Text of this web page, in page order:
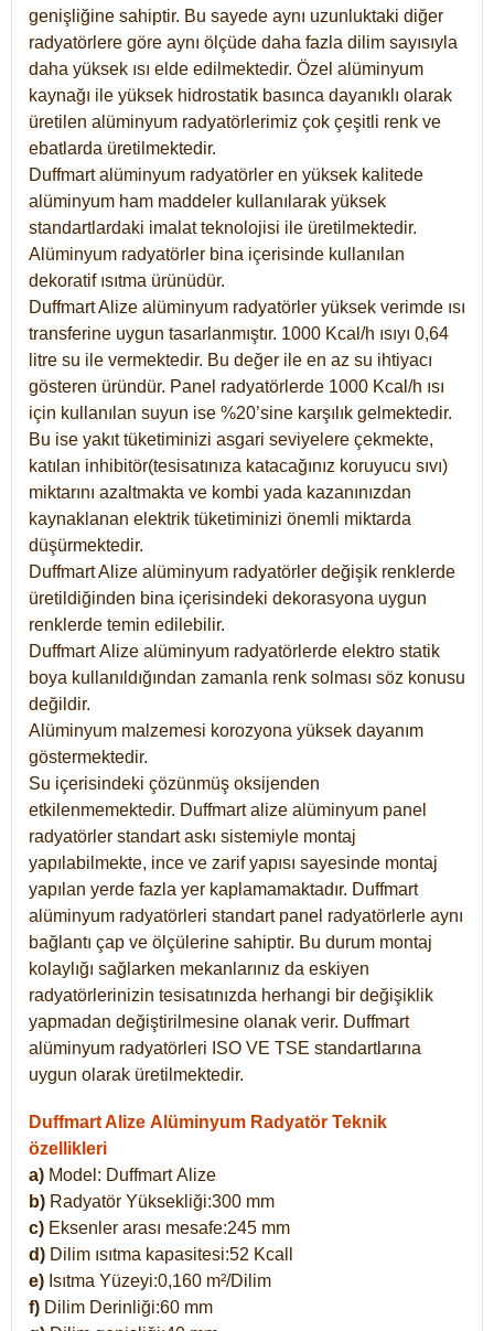
genişliğine sahiptir. Bu sayede aynı uzunluktaki diğer
radyatörlere göre aynı ölçüde daha fazla dilim sayısıyla
daha yüksek ısı elde edilmektedir. Özel alüminyum
kaynağı ile yüksek hidrostatik basınca dayanıklı olarak
üretilen alüminyum radyatörlerimiz çok çeşitli renk ve
ebatlarda üretilmektedir.
Duffmart alüminyum radyatörler en yüksek kalitede
alüminyum ham maddeler kullanılarak yüksek
standartlardaki imalat teknolojisi ile üretilmektedir.
Alüminyum radyatörler bina içerisinde kullanılan
dekoratif ısıtma ürünüdür.
Duffmart Alize alüminyum radyatörler yüksek verimde ısı
transferine uygun tasarlanmıştır. 1000 Kcal/h ısıyı 0,64
litre su ile vermektedir. Bu değer ile en az su ihtiyacı
gösteren üründür. Panel radyatörlerde 1000 Kcal/h ısı
için kullanılan suyun ise %20’sine karşılık gelmektedir.
Bu ise yakıt tüketiminizi asgari seviyelere çekmekte,
katılan inhibitör(tesisatınıza katacağınız koruyucu sıvı)
miktarını azaltmakta ve kombi yada kazanınızdan
kaynaklanan elektrik tüketiminizi önemli miktarda
düşürmektedir.
Duffmart Alize alüminyum radyatörler değişik renklerde
üretildiğinden bina içerisindeki dekorasyona uygun
renklerde temin edilebilir.
DuffmartAlize alüminyum radyatörlerde elektro statik
boya kullanıldığından zamanla renk solması söz konusu
değildir.
Alüminyum malzemesi korozyona yüksek dayanım
göstermektedir.
Su içerisindeki çözünmüş oksijenden
etkilenmemektedir. Duffmart alize alüminyum panel
radyatörler standart askı sistemiyle montaj
yapılabilmekte, ince ve zarif yapısı sayesinde montaj
yapılan yerde fazla yer kaplamamaktadır. Duffmart
alüminyum radyatörleri standart panel radyatörlerle aynı
bağlantı çap ve ölçülerine sahiptir. Bu durum montaj
kolaylığı sağlarken mekanlarınız da eskiyen
radyatörlerinizin tesisatınızda herhangi bir değişiklik
yapmadan değiştirilmesine olanak verir. Duffmart
alüminyum radyatörleri ISO VE TSE standartlarına
uygun olarak üretilmektedir.
Duffmart Alize Alüminyum Radyatör Teknik
özellikleri
a) Model: DuffmartAlize
b) Radyatör Yüksekliği:300 mm
c) Eksenler arası mesafe:245 mm
d) Dilim ısıtma kapasitesi:52 Kcall
e) Isıtma Yüzeyi:0,160 m²/Dilim
f) Dilim Derinliği:60 mm